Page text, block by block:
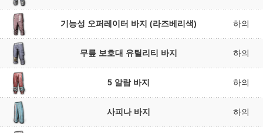
기능성 오퍼레이터 바지 (라즈베리색) 하의
무릎 보호대 유틸리티 바지 하의
5 알람 바지 하의
사피나 바지 하의